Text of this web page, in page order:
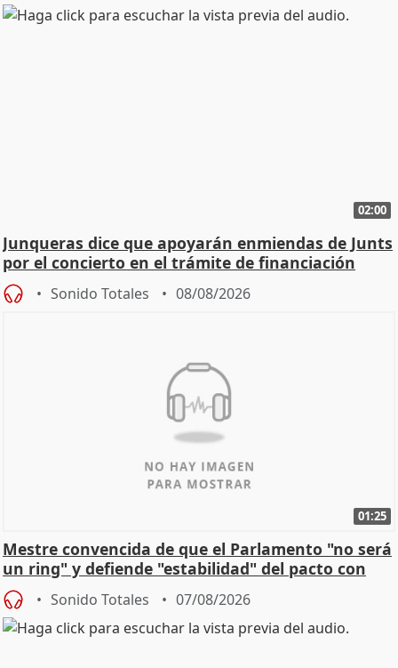
02:00
Junqueras dice que apoyarán enmiendas de Junts
por el concierto en el trámite de financiación
Sonido Totales 08/08/2026
01:25
Mestre convencida de que el Parlamento "no será
un ring" y defiende "estabilidad" del pacto con
Vox
Sonido Totales 07/08/2026